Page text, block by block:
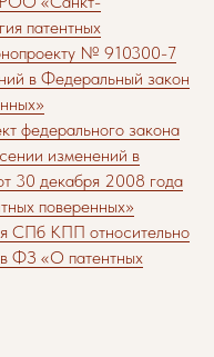
патентных
№ 910300-7
в Федеральный закон
федерального закона
изменений в
30 декабря 2008 года
поверенных»
СПб КПП относительно
ФЗ «О патентных